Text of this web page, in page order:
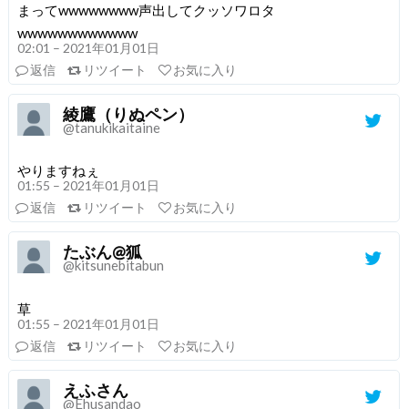
まってwwwwwwww声出してクッソワロタ
wwwwwwwwwwww
02:01 – 2021年01月01日
返信
リツイート お気に入り
綾鷹（りぬペン）
@tanukikaitaine
やりますねぇ
01:55 – 2021年01月01日
返信
リツイート お気に入り
たぶん@狐
@kitsunebitabun
草
01:55 – 2021年01月01日
返信
リツイート お気に入り
えふさん
@Ehusandao